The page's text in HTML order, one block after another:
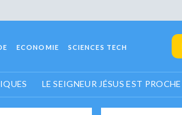
ECONOMIE SCIENCES TECH
LE SEIGNEUR JÉSUS EST PROCHE